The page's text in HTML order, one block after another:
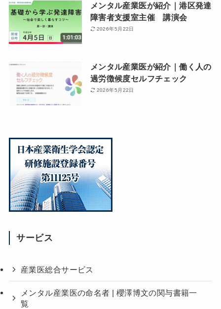
メンタル産業医が紹介｜港区発達
障害者支援室主催 講演会
2026年5月22日
メンタル産業医が紹介｜働く人の
過労徴候度セルフチェック
2026年5月22日
サービス
産業医総合サービス
メンタル産業医の命名者 | 櫻澤博文の関与書籍一
覧